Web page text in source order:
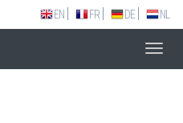
EN FR DE NL